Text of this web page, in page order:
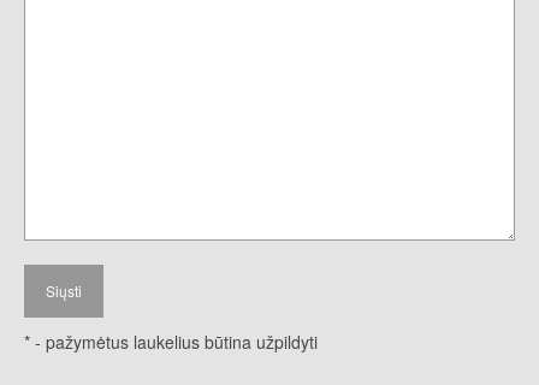
* - pažymėtus laukelius būtina užpildyti